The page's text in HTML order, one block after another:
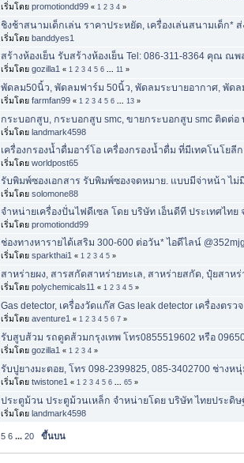
เริ่มโดย promotiondd99 « 1 2 3 4 »
ชิงช้าสนามเด็กเล่น ราคาประหยัด, เครื่องเล่นสนามเด็ก*
เริ่มโดย banddyes1
สร้างห้องเย็น รับสร้างห้องเย็น Tel: 086-311-8364 คุณ ณพ
เริ่มโดย gozilla1 « 1 2 3 4 5 6 11 »
พัดลม50นิ้ว, พัดลมฟาร์ม 50นิ้ว, พัดลมระบายอากาศ, พัด
เริ่มโดย farmfan99 « 1 2 3 4 5 6 13 »
กระบอกสูบ, กระบอกสูบ smc, ขายกระบอกสูบ smc ติดต่
เริ่มโดย landmark4598
เครื่องกรองน้ำดื่มอาร์โอ เครื่องกรองน้ำดื่ม ที่มีเทคโนโย
เริ่มโดย worldpost65
รับพิมพ์ซองเอกสาร รับพิมพ์ซองจดหมาย. แบบมีจ่าหน้า ไ
เริ่มโดย solomone88
จำหน่ายเครื่องปั่นไฟดีเซล โดย บริษัท เอ็นดีที ประเทศไทย
เริ่มโดย promotiondd99
ช่องทางหารายได้เสริม 300-600 ต่อวัน* ไอดีไลน์
เริ่มโดย sparkthai1 « 1 2 3 4 5 »
สาหร่ายผง, สารสกัดสาหร่ายทะเล, สาหร่ายสกัด, ปุ๋ยสาหร่
เริ่มโดย polychemicals11 « 1 2 3 4 5 »
Gas detector, เครื่องวัดแก๊ส Gas leak detector เครื่องตรว
เริ่มโดย aventure1 « 1 2 3 4 5 6 7 »
รับสูบส้วม รถดูดส้วมกรุงเทพ โทร0855519602 หรือ
เริ่มโดย gozilla1 « 1 2 3 4 »
รับปูยางมะตอย, โทร 098-2399825, 085-3402700 ช่างห
เริ่มโดย twistone1 « 1 2 3 4 5 6 65 »
ประตูม้วน ประตูม้วนเหล็ก จำหน่ายโดย บริษัท ไทยประดิษ
เริ่มโดย landmark4598
5 6 ...20 ขึ้นบน